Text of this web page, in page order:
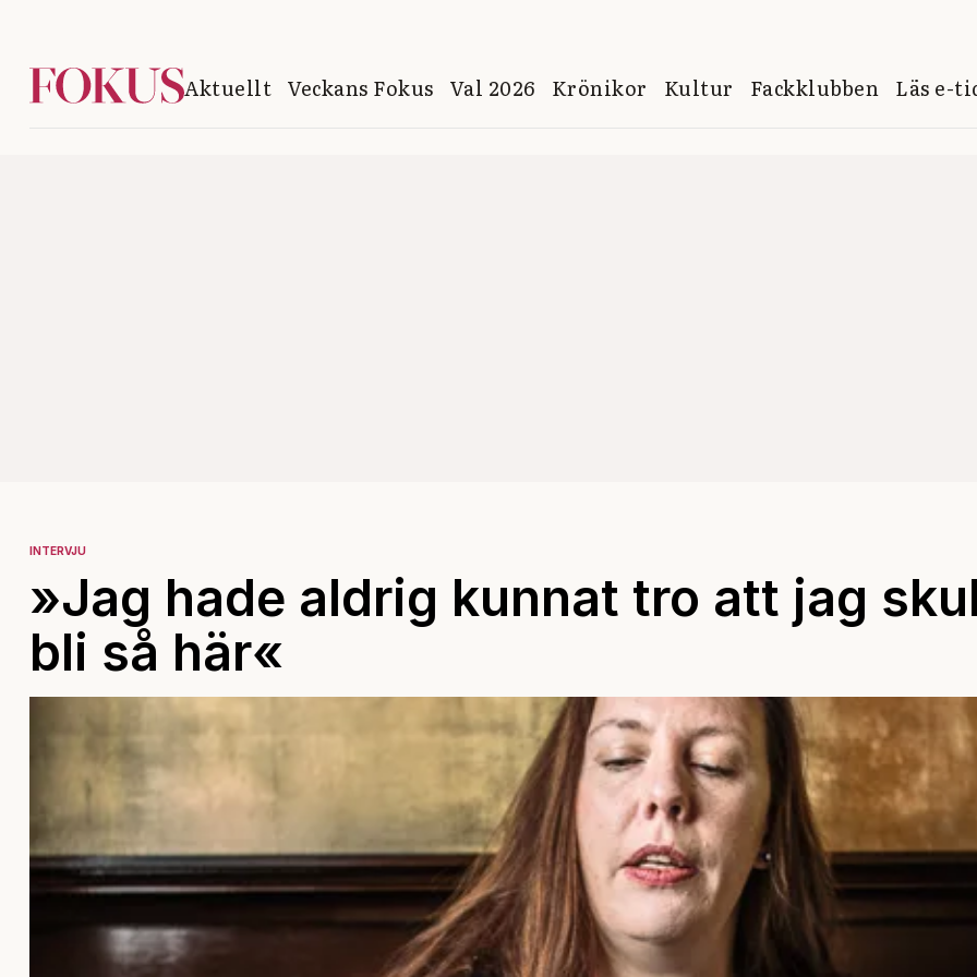
Aktuellt Veckans Fokus Val 2026 Krönikor Kultur Fackklubben Läs e-
INTERVJU
»Jag hade aldrig kunnat tro att jag
bli så här«